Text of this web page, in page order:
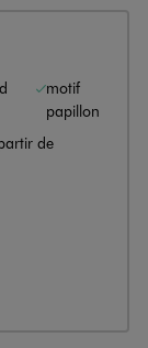
motif
papillon
de